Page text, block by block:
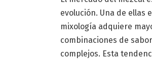
evolución. Una de ellas
mixología adquiere
combinaciones de
complejos. Esta